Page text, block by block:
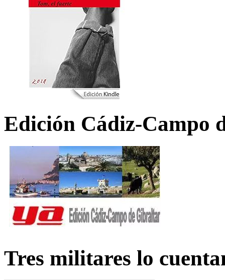
Edición Cádiz-Campo
Tres militares lo